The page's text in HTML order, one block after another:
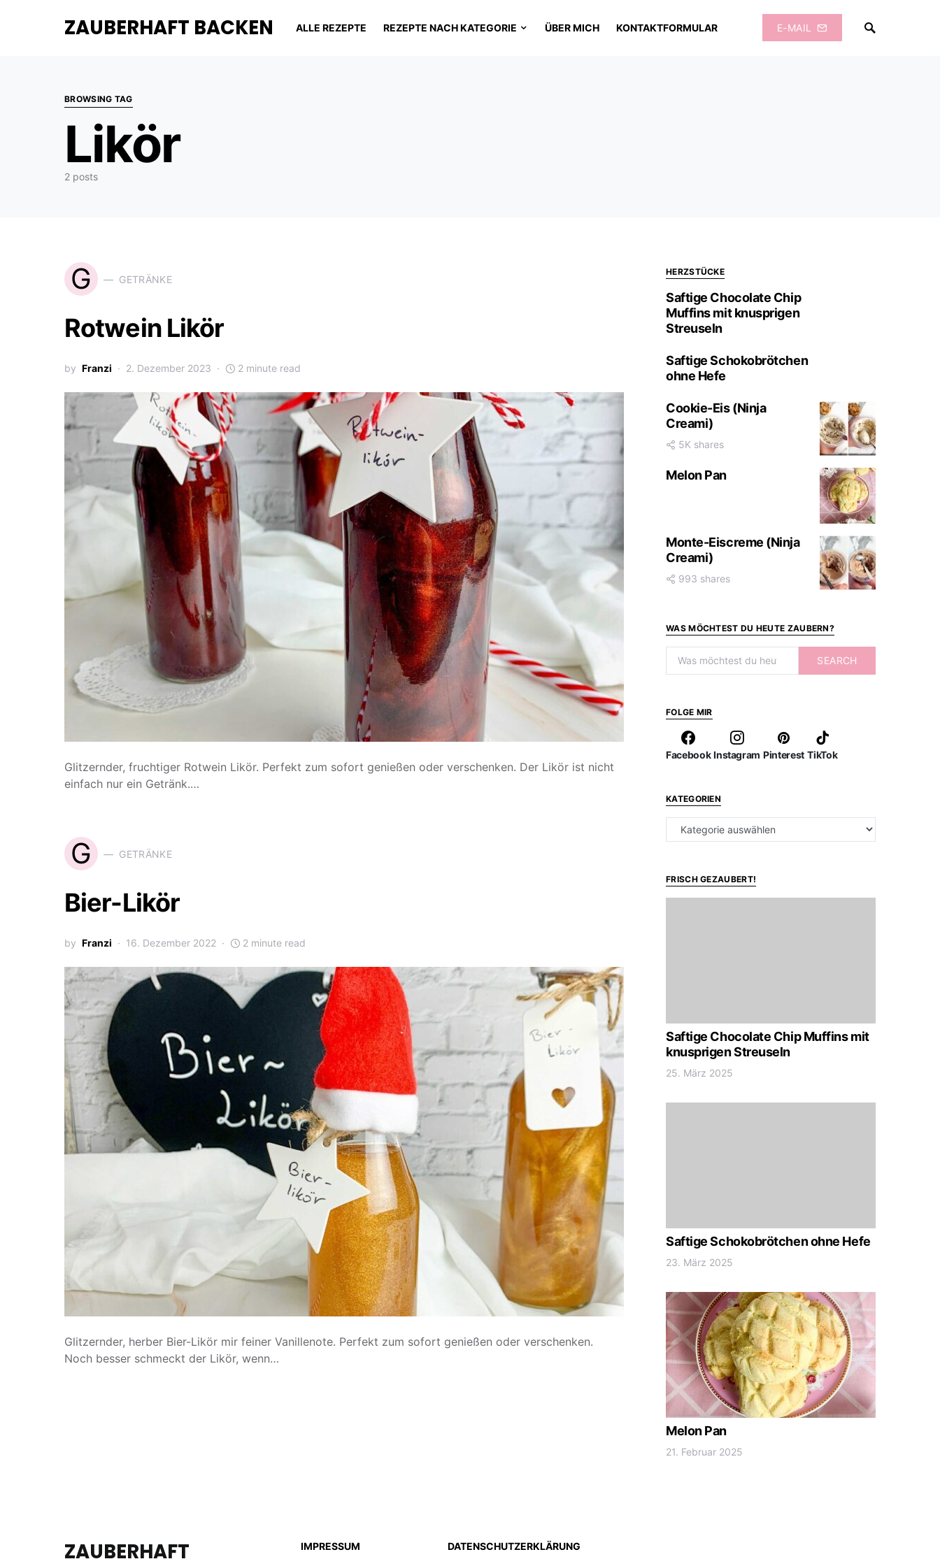
ZAUBERHAFT BACKEN ALLE REZEPTE REZEPTE NACH KATEGORIE ÜBER MICH KONTAKTFORMULAR E-MAIL
BROWSING TAG
Likör
2 posts
G GETRÄNKE
Rotwein Likör
by Franzi 2. Dezember 2023 2 minute read
Glitzernder, fruchtiger Rotwein Likör. Perfekt zum sofort genießen oder verschenken. Der Likör ist nicht
einfach nur ein Getränk.…
G GETRÄNKE
Bier-Likör
by Franzi 16. Dezember 2022 2 minute read
Glitzernder, herber Bier-Likör mir feiner Vanillenote. Perfekt zum sofort genießen oder verschenken.
Noch besser schmeckt der Likör, wenn…
HERZSTÜCKE
Saftige Chocolate Chip
Muffins mit knusprigen
Streuseln
Saftige Schokobrötchen
ohne Hefe
Cookie-Eis (Ninja
Creami)
5K shares
Melon Pan
Monte-Eiscreme (Ninja
Creami)
993 shares
WAS MÖCHTEST DU HEUTE ZAUBERN?
SEARCH
FOLGE MIR
Facebook Instagram Pinterest TikTok
KATEGORIEN
Kategorien
FRISCH GEZAUBERT!
Saftige Chocolate Chip Muffins mit
knusprigen Streuseln
25. März 2025
Saftige Schokobrötchen ohne Hefe
23. März 2025
Melon Pan
21. Februar 2025
ZAUBERHAFT IMPRESSUM DATENSCHUTZERKLÄRUNG